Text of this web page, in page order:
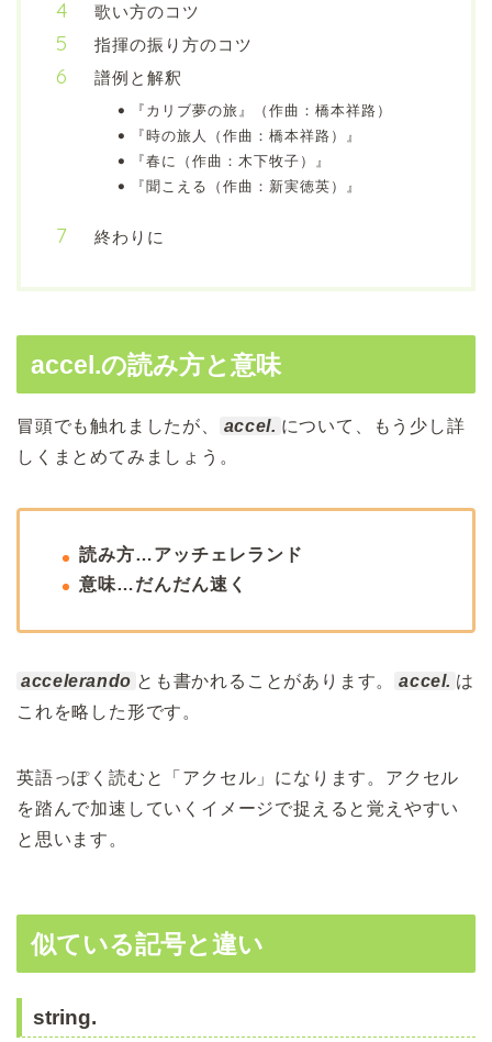
歌い方のコツ
指揮の振り方のコツ
譜例と解釈
『カリブ夢の旅』（作曲：橋本祥路）
『時の旅人（作曲：橋本祥路）』
『春に（作曲：木下牧子）』
『聞こえる（作曲：新実徳英）』
終わりに
accel.の読み方と意味
冒頭でも触れましたが、 accel. について、もう少し詳
しくまとめてみましょう。
読み方…アッチェレランド
意味…だんだん速く
accelerando とも書かれることがあります。 accel. は
これを略した形です。
英語っぽく読むと「アクセル」になります。アクセル
を踏んで加速していくイメージで捉えると覚えやすい
と思います。
似ている記号と違い
string.